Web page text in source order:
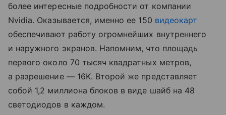
более интересные подробности от компании
Nvidia. Оказывается, именно ее 150 видеокарт
обеспечивают работу огромнейших внутреннего
и наружного экранов. Напомним, что площадь
первого около 70 тысяч квадратных метров,
а разрешение — 16K. Второй же представляет
собой 1,2 миллиона блоков в виде шайб на 48
светодиодов в каждом.